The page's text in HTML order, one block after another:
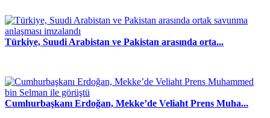
Türkiye, Suudi Arabistan ve Pakistan arasında orta...
Cumhurbaşkanı Erdoğan, Mekke’de Veliaht Prens Muha...